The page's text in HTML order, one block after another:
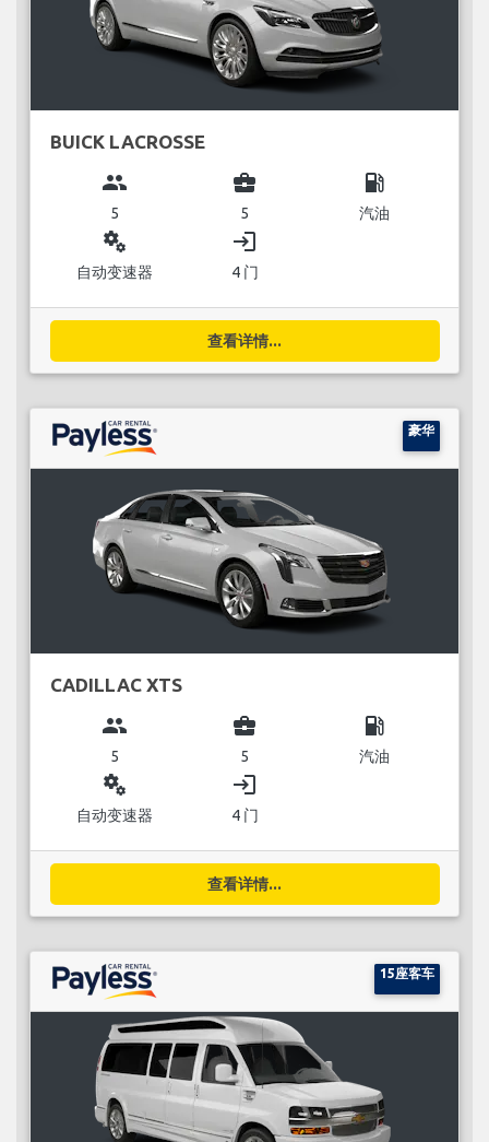
BUICK LACROSSE
group
5
business_center
5
local_gas_station
汽油
miscellaneous_services
自动变速器
login
4 门
查看详情...
豪华
CADILLAC XTS
group
5
business_center
5
local_gas_station
汽油
miscellaneous_services
自动变速器
login
4 门
查看详情...
15座客车